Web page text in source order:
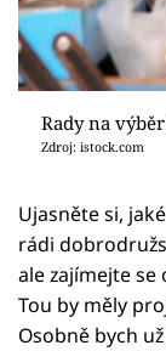
Rady na
Zdroj: istock.com
Ujasněte si,
rádi
ale zajímejte se
Tou by měly
Osobně bych